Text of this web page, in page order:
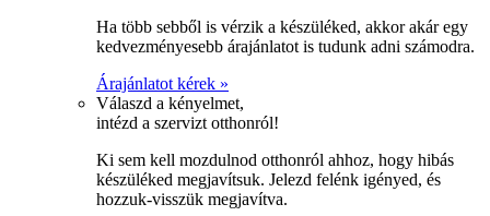
Ha több sebből is vérzik a készüléked, akkor akár egy
kedvezményesebb árajánlatot is tudunk adni számodra.
Árajánlatot kérek »
Válaszd a kényelmet,
intézd a szervizt otthonról!
Ki sem kell mozdulnod otthonról ahhoz, hogy hibás
készüléked megjavítsuk. Jelezd felénk igényed, és
hozzuk-visszük megjavítva.